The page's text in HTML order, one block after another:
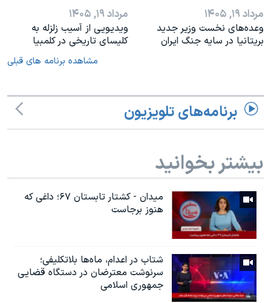
مرداد ۱۹, ۱۴۰۵
وعده‌های نخست‌ وزیر جدید
بریتانیا در سایه جنگ ایران
مرداد ۱۹, ۱۴۰۵
ویدیویی از آسیب زلزله به
کلیسای تاریخی در کلمبیا
مشاهده برنامه های قبلی
برنامه‌های تلویزیون
بیشتر بخوانید
میدان - کشتار تابستان ۶۷؛ داغی که
هنوز برجاست
شتاب در اعدام، ماه‌ها بلاتکلیفی؛
سرنوشت معترضان در دستگاه قضایی
جمهوری اسلامی